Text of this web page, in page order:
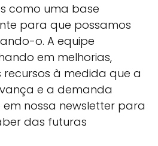
como uma base
para que possamos
o. A equipe
em melhorias,
recursos à medida que a
e a demanda
em nossa newsletter para
das futuras